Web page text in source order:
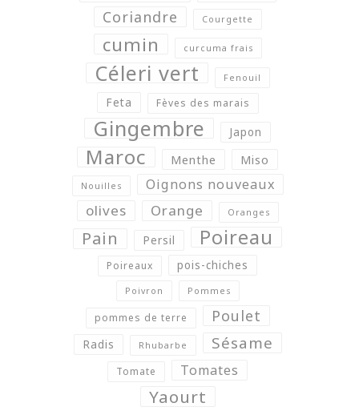
Coriandre Courgette
cumin curcuma frais
Céleri vert Fenouil
Feta Fèves des marais
Gingembre Japon
Maroc Menthe Miso
Nouilles Oignons nouveaux
olives Orange Oranges
Pain Persil Poireau
Poireaux pois-chiches
Poivron Pommes
pommes de terre Poulet
Radis Rhubarbe Sésame
Tomate Tomates
Yaourt